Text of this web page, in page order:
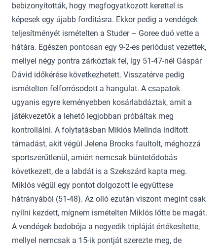
bebizonyították, hogy megfogyatkozott kerettel is
képesek egy újabb fordításra. Ekkor pedig a vendégek
teljesítményét ismételten a Studer – Goree duó vette a
hátára. Egészen pontosan egy 9-2-es periódust vezettek,
mellyel négy pontra zárkóztak fel, így 51-47-nél Gáspár
Dávid időkérése következhetett. Visszatérve pedig
ismételten felforrósodott a hangulat. A csapatok
ugyanis egyre keményebben kosárlabdáztak, amit a
játékvezetők a lehető legjobban próbáltak meg
kontrollálni. A folytatásban Miklós Melinda indított
támadást, akit végül Jelena Brooks faultolt, méghozzá
sportszerűtlenül, amiért nemcsak büntetődobás
következett, de a labdát is a Szekszárd kapta meg.
Miklós végül egy pontot dolgozott le együttese
hátrányából (51-48). Az olló ezután viszont megint csak
nyílni kezdett, mígnem ismételten Miklós lőtte be magát.
A vendégek bedobója a negyedik tripláját értékesítette,
mellyel nemcsak a 15-ik pontját szerezte meg, de